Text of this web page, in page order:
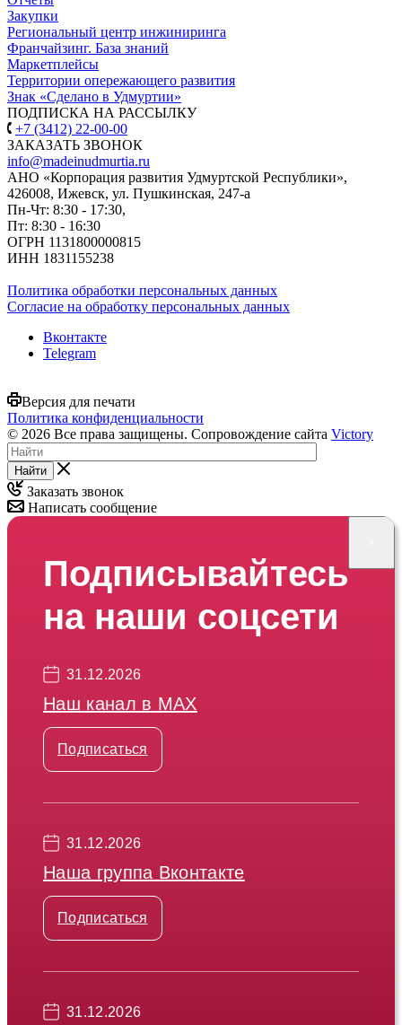
Закупки
Региональный центр инжиниринга
Франчайзинг. База знаний
Маркетплейсы
Территории опережающего развития
Знак «Сделано в Удмуртии»
ПОДПИСКА НА РАССЫЛКУ
+7 (3412) 22-00-00
ЗАКАЗАТЬ ЗВОНОК
info@madeinudmurtia.ru
АНО «Корпорация развития Удмуртской Республики»,
426008, Ижевск, ул. Пушкинская, 247-а
Пн-Чт: 8:30 - 17:30,
Пт: 8:30 - 16:30
ОГРН 1131800000815
ИНН 1831155238
Политика обработки персональных данных
Согласие на обработку персональных данных
Вконтакте
Telegram
Версия для печати
Политика конфиденциальности
© 2026 Все права защищены. Сопровождение сайта Victory
Найти
Заказать звонок
Написать сообщение
Подписывайтесь
на наши соцсети
31.12.2026
Наш канал в МАХ
Подписаться
31.12.2026
Наша группа Вконтакте
Подписаться
31.12.2026